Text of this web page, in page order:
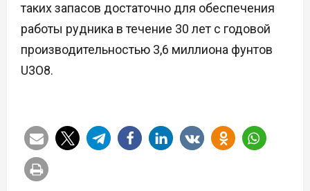
таких запасов достаточно для обеспечения
работы рудника в течение 30 лет с годовой
производительностью 3,6 миллиона фунтов
U3O8.